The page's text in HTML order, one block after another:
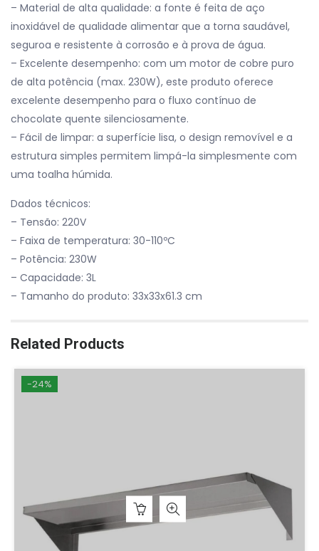
– Material de alta qualidade: a fonte é feita de aço
inoxidável de qualidade alimentar que a torna saudável,
seguroa e resistente à corrosão e à prova de água.
– Excelente desempenho: com um motor de cobre puro
de alta potência (max. 230W), este produto oferece
excelente desempenho para o fluxo contínuo de
chocolate quente silenciosamente.
– Fácil de limpar: a superfície lisa, o design removível e a
estrutura simples permitem limpá-la simplesmente com
uma toalha húmida.
Dados técnicos:
– Tensão: 220V
– Faixa de temperatura: 30-110ºC
– Potência: 230W
– Capacidade: 3L
– Tamanho do produto: 33x33x61.3 cm
Related Products
-24%